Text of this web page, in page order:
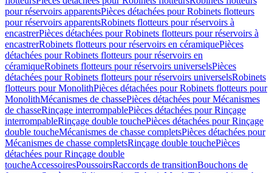
pour réservoirs apparentsPièces détachées pour Robinets flotteurs
pour réservoirs apparentsRobinets flotteurs pour réservoirs à
encastrerPièces détachées pour Robinets flotteurs pour réservoirs à
encastrerRobinets flotteurs pour réservoirs en céramiquePièces
détachées pour Robinets flotteurs pour réservoirs en
céramiqueRobinets flotteurs pour réservoirs universelsPièces
détachées pour Robinets flotteurs pour réservoirs universelsRobinets
flotteurs pour MonolithPièces détachées pour Robinets flotteurs pour
MonolithMécanismes de chassePièces détachées pour Mécanismes
de chasseRinçage interrompablePièces détachées pour Rinçage
interrompableRinçage double touchePièces détachées pour Rinçage
double toucheMécanismes de chasse completsPièces détachées pour
Mécanismes de chasse completsRinçage double touchePièces
détachées pour Rinçage double
toucheAccessoiresPoussoirsRaccords de transitionBouchons de